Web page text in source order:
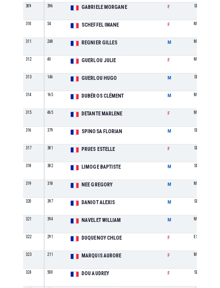
309 396 GABRIELE MORGANE F SE
310 54 SCHEFFEL IMANE F M2
311 248 REGNIER GILLES M M6
312 40 GUERLOU JULIE F M1
313 146 GUERLOU HUGO M SE
314 165 DUBÉROS CLÉMENT M M0
315 465 DETANTE MARLENE F M0
316 379 SPINOSA FLORIAN M SE
317 381 PRUES ESTELLE F SE
318 382 LIMOGE BAPTISTE M SE
319 318 NEE GREGORY M M3
320 397 DANIOT ALEXIS M SE
321 394 NAVELET WILLIAM M M3
322 291 DUQUENOY CHLOE F ES
323 211 MARQUIS AURORE F M0
324 500 DOU AUDREY F SE